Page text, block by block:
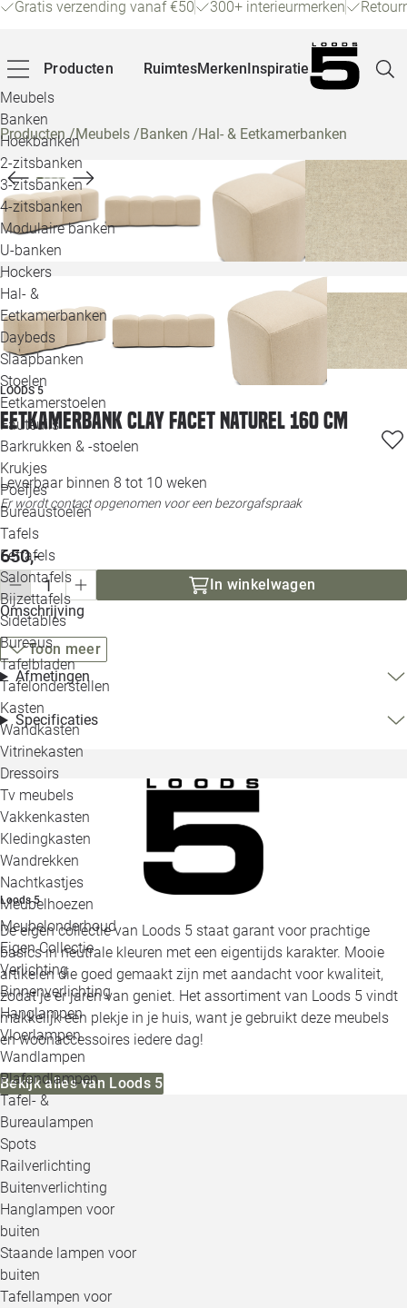
Gratis verzending vanaf €50 300+ interieurmerken
Producten
Meubels
Banken
Hoekbanken
2-zitsbanken
3-zitsbanken
4-zitsbanken
Modulaire banken
U-banken
Hockers
Hal- &
Eetkamerbanken
Daybeds
Slaapbanken
Stoelen
Eetkamerstoelen
Fauteuils
Barkrukken & -stoelen
Krukjes
Poefjes
Bureaustoelen
Tafels
Eettafels
Salontafels
Bijzettafels
Sidetables
Bureaus
Tafelbladen
Tafelonderstellen
Kasten
Wandkasten
Vitrinekasten
Dressoirs
Tv meubels
Vakkenkasten
Kledingkasten
Wandrekken
Nachtkastjes
Meubelhoezen
Meubelonderhoud
Eigen Collectie
Verlichting
Binnenverlichting
Hanglampen
Vloerlampen
Wandlampen
Plafondlampen
Tafel- &
Bureaulampen
Spots
Railverlichting
Buitenverlichting
Hanglampen voor
buiten
Staande lampen voor
buiten
Tafellampen voor
RuimtesMerkenInspiratie
Alle
Producten/Meubels /Banken /Hal- & Eetkamerbanken
LOODS 5
Eetkamerbank Clay facet naturel 160 cm
Leverbaar binnen 8 tot 10 weken
Er wordt contact opgenomen voor een bezorgafspraak
650,-
In winkelwagen
Omschrijving
Toon meer
Afmetingen
Specificaties
Loods 5
De eigen collectie van Loods 5 staat garant voor prachtige
basics in neutrale kleuren met een eigentijds karakter. Mooie
artikelen die goed gemaakt zijn met aandacht voor kwaliteit,
zodat je er jaren van geniet. Het assortiment van Loods 5 vindt
makkelijk een plekje in je huis, want je gebruikt deze meubels
en woonaccessoires iedere dag!
Bekijk alles van Loods 5